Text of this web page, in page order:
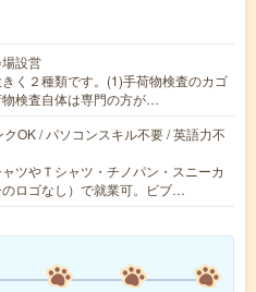
設営
く２種類です。(1)手荷物検査のカゴ
検査自体は専門の方が…
OK / パソコンスキル不要 / 英語力不
やＴシャツ・チノパン・スニーカ
ロゴなし）で就業可。ビブ…